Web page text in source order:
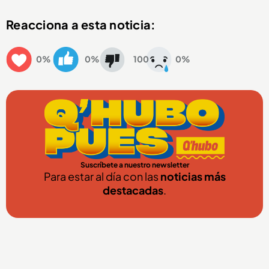
Reacciona a esta noticia:
0% 0% 100 0%
Suscríbete a nuestro newsletter
Para estar al día con lasnoticias más
destacadas.